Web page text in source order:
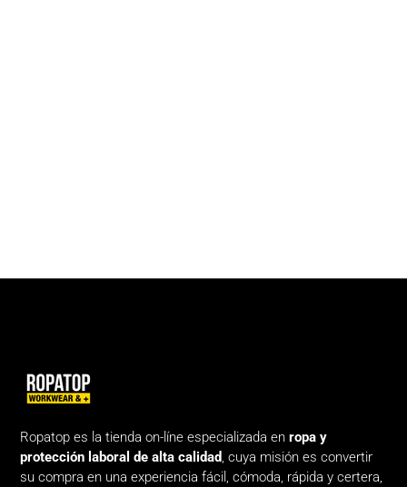
Ropatop es la tienda on-líne especializada enropa y
protección laboral de alta calidad, cuya misión es convertir
su compra en una experiencia fácil, cómoda, rápida y certera,